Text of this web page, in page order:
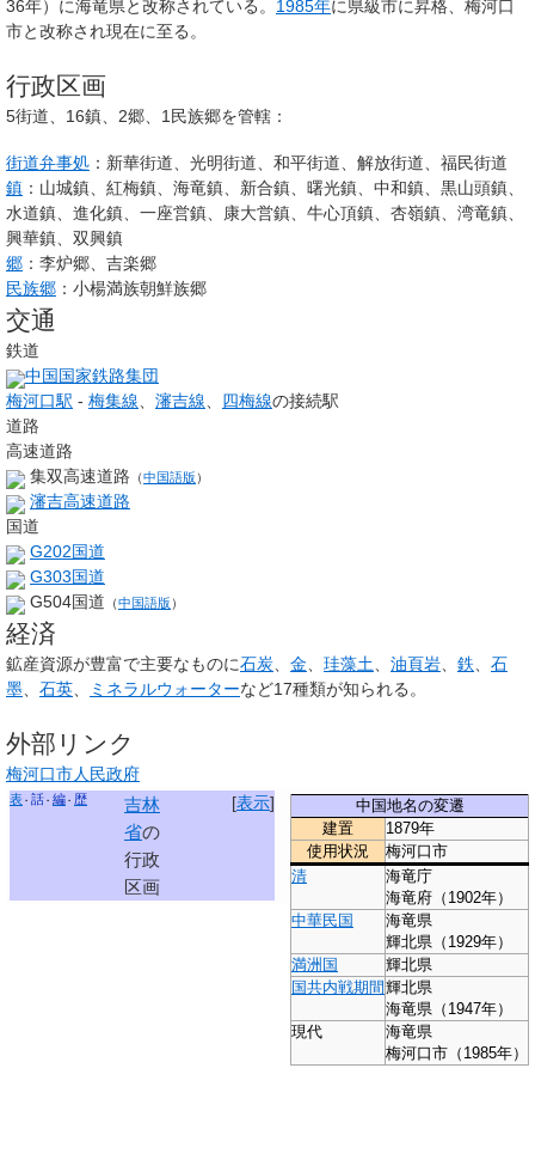
36年）に海竜県と改称されている。 1985年に県級市に昇格、 梅河口
市と改称され現在に至る。
行政区画
5街道、16鎮、2郷、1民族郷を管轄：
街道弁事処 ：新華街道、光明街道、和平街道、解放街道、福民街道
鎮 ：山城鎮、紅梅鎮、海竜鎮、新合鎮、曙光鎮、中和鎮、黒山頭鎮、
水道鎮、進化鎮、一座営鎮、康大営鎮、牛心頂鎮、杏嶺鎮、湾竜鎮、
興華鎮、双興鎮
郷 ：李炉郷、吉楽郷
民族郷 ：小楊満族朝鮮族郷
交通
鉄道
中国国家鉄路集団
梅河口駅 - 梅集線、 瀋吉線、 四梅線の接続駅
道路
高速道路
集双高速道路 （中国語版 ）
瀋吉高速道路
国道
G202国道
G303国道
G504国道 （中国語版 ）
経済
鉱産資源が豊富で主要なものに石炭、 金、 珪藻土、 油頁岩、 鉄、 石
墨、 石英、 ミネラルウォーターなど17種類が知られる。
外部リンク
梅河口市人民政府
中国地名の変遷
建置
1879年
使用状況
梅河口市
清
海竜庁
海竜府 （1902年）
中華民国
海竜県
輝北県 （1929年）
満洲国
輝北県
国共内戦期間 輝北県
海竜県 （1947年）
現代
海竜県
梅河口市 （1985年）
[表示]
表 話 編 歴
吉林
省の
行政
区画